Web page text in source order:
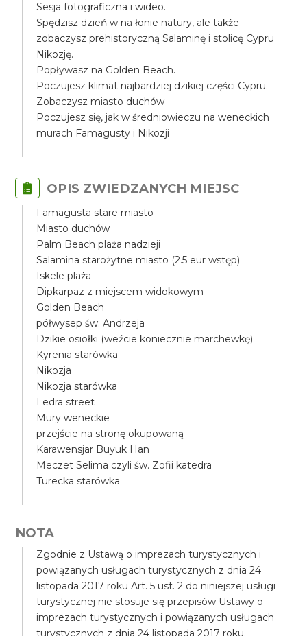
Sesja fotograficzna i wideo.
Spędzisz dzień w na łonie natury, ale także
zobaczysz prehistoryczną Salaminę i stolicę Cypru
Nikozję.
Popływasz na Golden Beach.
Poczujesz klimat najbardziej dzikiej części Cypru.
Zobaczysz miasto duchów
Poczujesz się, jak w średniowieczu na weneckich
murach Famagusty i Nikozji
OPIS ZWIEDZANYCH MIEJSC
Famagusta stare miasto
Miasto duchów
Palm Beach plaża nadzieji
Salamina starożytne miasto (2.5 eur wstęp)
Iskele plaża
Dipkarpaz z miejscem widokowym
Golden Beach
półwysep św. Andrzeja
Dzikie osiołki (weźcie koniecznie marchewkę)
Kyrenia starówka
Nikozja
Nikozja starówka
Ledra street
Mury weneckie
przejście na stronę okupowaną
Karawensjar Buyuk Han
Meczet Selima czyli św. Zofii katedra
Turecka starówka
NOTA
Zgodnie z Ustawą o imprezach turystycznych i
powiązanych usługach turystycznych z dnia 24
listopada 2017 roku Art. 5 ust. 2 do niniejszej usługi
turystycznej nie stosuje się przepisów Ustawy o
imprezach turystycznych i powiązanych usługach
turystycznych z dnia 24 listopada 2017 roku.